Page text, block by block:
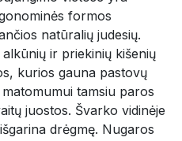
formos
natūralių judesių.
ir priekinių kišenių
kurios gauna pastovų
tamsiu paros
juostos. Švarko vidinėje
drėgmę. Nugaros